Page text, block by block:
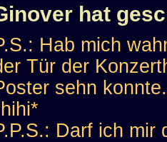
hat
Hab mich
Tür der
sehn
Darf ich mir